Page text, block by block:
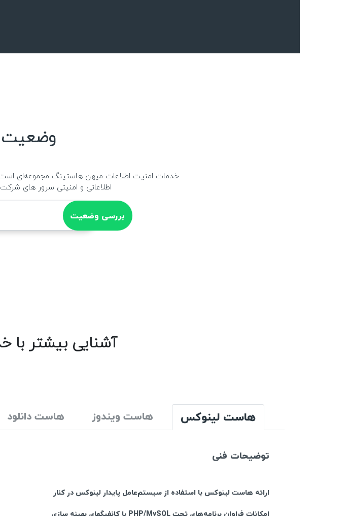
خدمات امنیت اطلاعات میهن هاستینگ مجموعه‌ای است
اطلاعاتی و امنیتی سرور های
بررسی وضعیت
آشنایی بیشتر
هاست لینوکس هاست ویندوز هاست دانلود
توضیحات فنی
ارائه هاست لینوکس با استفاده از سیستم‌عامل پایدار لینوکس در کنار